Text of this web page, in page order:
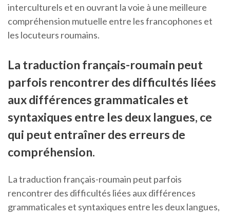
interculturels et en ouvrant la voie à une meilleure
compréhension mutuelle entre les francophones et
les locuteurs roumains.
La traduction français-roumain peut
parfois rencontrer des difficultés liées
aux différences grammaticales et
syntaxiques entre les deux langues, ce
qui peut entraîner des erreurs de
compréhension.
La traduction français-roumain peut parfois
rencontrer des difficultés liées aux différences
grammaticales et syntaxiques entre les deux langues,